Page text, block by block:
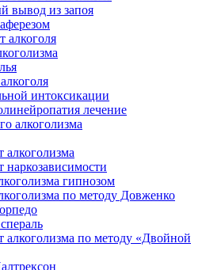
вывод из запоя
алкоголя
интоксикации
лечение
алкоголизма
алкоголизма
наркозависимости
гипнозом
по методу Довженко
алкоголизма по методу «Двойной